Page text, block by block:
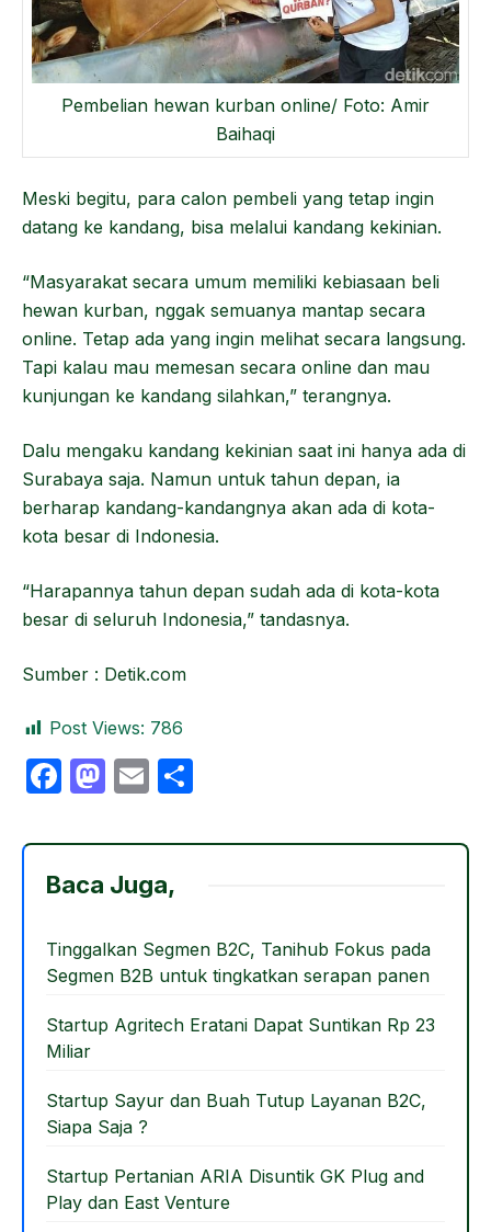
Pembelian hewan kurban online/ Foto: Amir
Baihaqi
Meski begitu, para calon pembeli yang tetap ingin
datang ke kandang, bisa melalui kandang kekinian.
“Masyarakat secara umum memiliki kebiasaan beli
hewan kurban, nggak semuanya mantap secara
online. Tetap ada yang ingin melihat secara langsung.
Tapi kalau mau memesan secara online dan mau
kunjungan ke kandang silahkan,” terangnya.
Dalu mengaku kandang kekinian saat ini hanya ada di
Surabaya saja. Namun untuk tahun depan, ia
berharap kandang-kandangnya akan ada di kota-
kota besar di Indonesia.
“Harapannya tahun depan sudah ada di kota-kota
besar di seluruh Indonesia,” tandasnya.
Sumber : Detik.com
Post Views: 786
F
c
e
o
o
k
M
st
o
o
n
E
ail ar
Baca Juga,
Tinggalkan Segmen B2C, Tanihub Fokus pada
Segmen B2B untuk tingkatkan serapan panen
Startup Agritech Eratani Dapat Suntikan Rp 23
Miliar
Startup Sayur dan Buah Tutup Layanan B2C,
Siapa Saja ?
Startup Pertanian ARIA Disuntik GK Plug and
Play dan East Venture